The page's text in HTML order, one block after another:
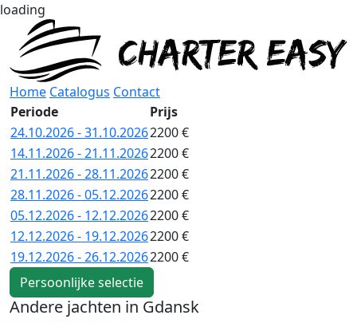
loading
Home Catalogus Contact
Periode
Prijs
24.10.2026 - 31.10.20262200 €
14.11.2026 - 21.11.20262200 €
21.11.2026 - 28.11.20262200 €
28.11.2026 - 05.12.20262200 €
05.12.2026 - 12.12.20262200 €
12.12.2026 - 19.12.20262200 €
19.12.2026 - 26.12.20262200 €
Persoonlijke selectie
Andere jachten in Gdansk